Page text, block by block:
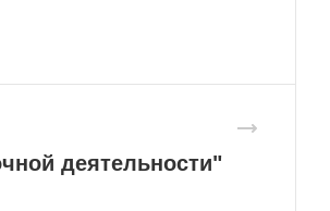
деятельности"